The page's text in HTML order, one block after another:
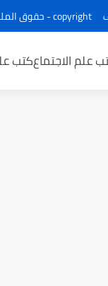
copyright - حقوق الملكية
علم الاجتماعكتب